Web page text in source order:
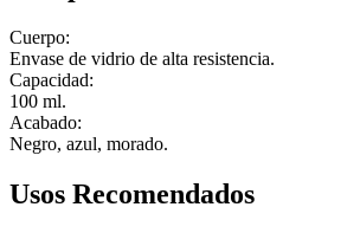
Cuerpo:
Envase de vidrio de alta resistencia.
Capacidad:
100 ml.
Acabado:
Negro, azul, morado.
Usos Recomendados